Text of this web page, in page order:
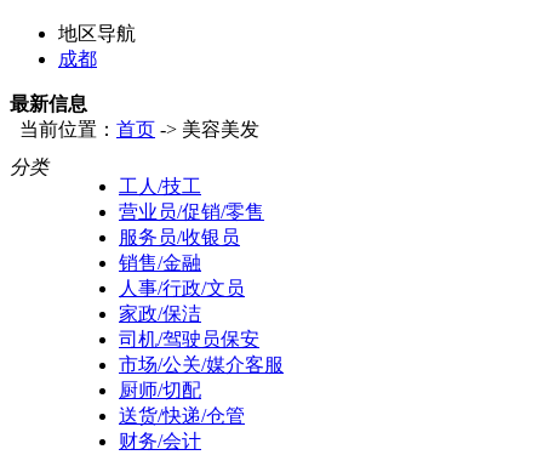
地区导航
成都
最新信息
当前位置： 首页 -> 美容美发
分类
工人/技工
营业员/促销/零售
服务员/收银员
销售/金融
人事/行政/文员
家政/保洁
司机/驾驶员保安
市场/公关/媒介客服
厨师/切配
送货/快递/仓管
财务/会计